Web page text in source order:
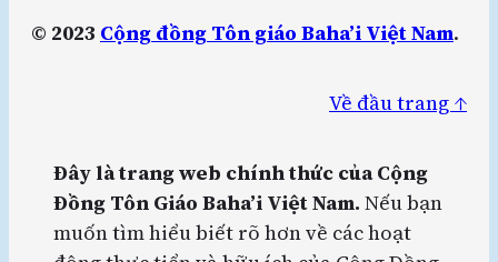
© 2023 Cộng đồng Tôn giáo Baha’i Việt Nam.
Về đầu trang ↑
Đây là trang web chính thức của Cộng
Đồng Tôn Giáo Baha’i Việt Nam. Nếu bạn
muốn tìm hiểu biết rõ hơn về các hoạt